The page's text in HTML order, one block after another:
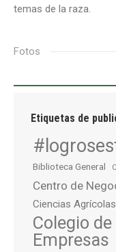
temas de la raza.
Fotos
Etiquetas de
Biblioteca General
Centro de
Ciencias Agrícolas
Colegio
Empresas